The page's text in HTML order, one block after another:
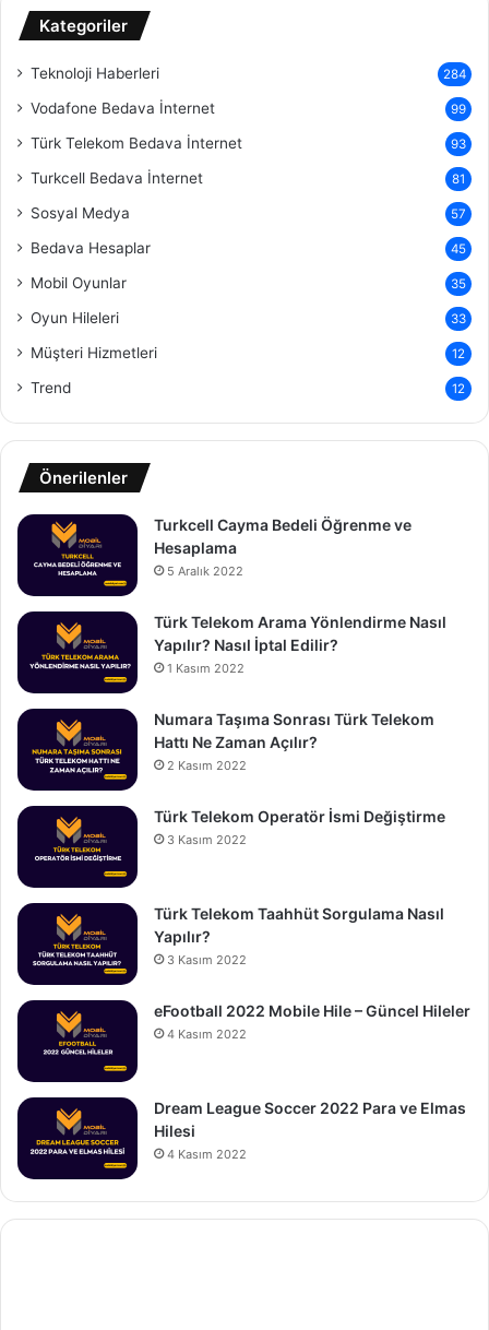
Kategoriler
Teknoloji Haberleri 284
Vodafone Bedava İnternet 99
Türk Telekom Bedava İnternet 93
Turkcell Bedava İnternet 81
Sosyal Medya 57
Bedava Hesaplar 45
Mobil Oyunlar 35
Oyun Hileleri 33
Müşteri Hizmetleri 12
Trend 12
Önerilenler
Turkcell Cayma Bedeli Öğrenme ve
Hesaplama
5 Aralık 2022
Türk Telekom Arama Yönlendirme Nasıl
Yapılır? Nasıl İptal Edilir?
1 Kasım 2022
Numara Taşıma Sonrası Türk Telekom
Hattı Ne Zaman Açılır?
2 Kasım 2022
Türk Telekom Operatör İsmi Değiştirme
3 Kasım 2022
Türk Telekom Taahhüt Sorgulama Nasıl
Yapılır?
3 Kasım 2022
eFootball 2022 Mobile Hile – Güncel Hileler
4 Kasım 2022
Dream League Soccer 2022 Para ve Elmas
Hilesi
4 Kasım 2022